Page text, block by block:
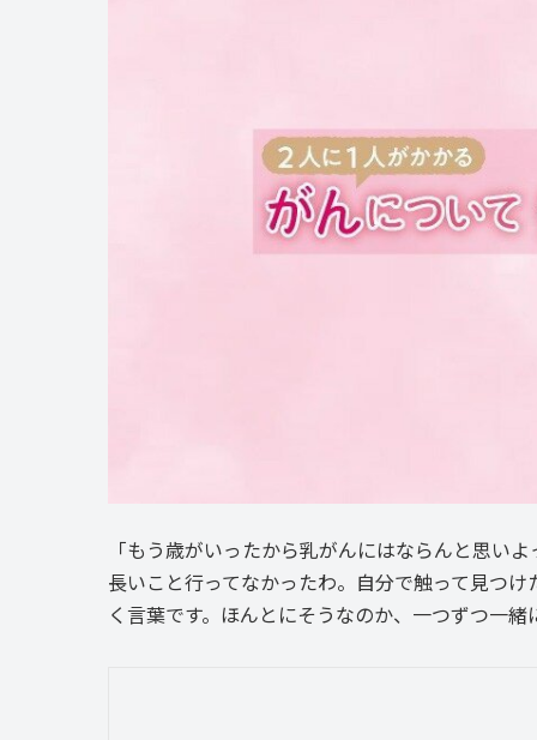
「もう歳がいったから乳がんにはならんと思い
長いこと行ってなかったわ。自分で触って見つ
く言葉です。ほんとにそうなのか、一つずつ一